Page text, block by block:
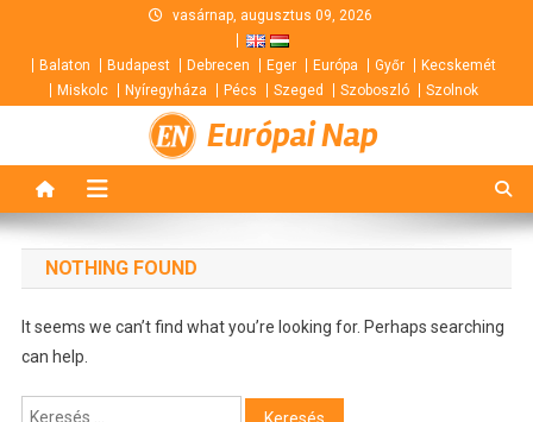
content
vasárnap, augusztus 09, 2026
Balaton Budapest Debrecen Eger Európa Győr
Kecskemét
Miskolc
Nyíregyháza Pécs Szeged Szoboszló Szolnok
Európai Nap
NOTHING FOUND
It seems we can’t find what you’re looking for. Perhaps searching
can help.
Keresés: